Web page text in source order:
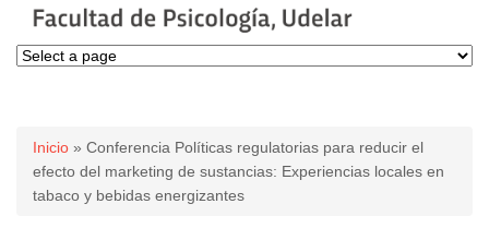
Se encuentra usted aquí
Inicio » Conferencia Políticas regulatorias para reducir el
efecto del marketing de sustancias: Experiencias locales en
tabaco y bebidas energizantes